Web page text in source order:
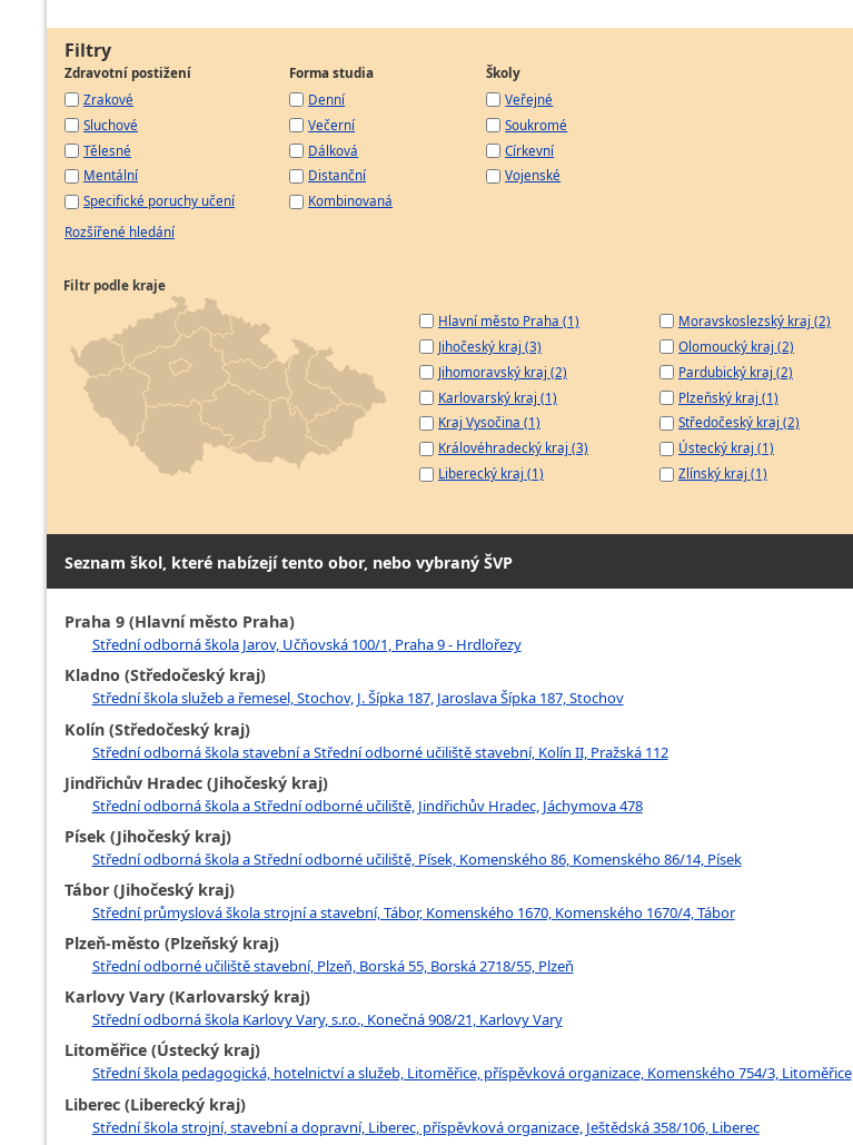
Filtry
Zdravotní postižení
Zrakové
Sluchové
Tělesné
Mentální
Specifické poruchy učení
Forma studia
Denní
Večerní
Dálková
Distanční
Kombinovaná
Školy
Veřejné
Soukromé
Církevní
Vojenské
Rozšířené hledání
Filtr podle kraje
Hlavní město Praha (1)
Jihočeský kraj (3)
Jihomoravský kraj (2)
Karlovarský kraj (1)
Kraj Vysočina (1)
Královéhradecký kraj (3)
Liberecký kraj (1)
Moravskoslezský kraj (2)
Olomoucký kraj (2)
Pardubický kraj (2)
Plzeňský kraj (1)
Středočeský kraj (2)
Ústecký kraj (1)
Zlínský kraj (1)
Seznam škol, které nabízejí tento obor, nebo vybraný ŠVP
Praha 9 (Hlavní město Praha)
Střední odborná škola Jarov, Učňovská 100/1, Praha 9 - Hrdlořezy
Kladno (Středočeský kraj)
Střední škola služeb a řemesel, Stochov, J. Šípka 187, Jaroslava Šípka 187, Stochov
Kolín (Středočeský kraj)
Střední odborná škola stavební a Střední odborné učiliště stavební, Kolín II, Pražská 112
Jindřichův Hradec (Jihočeský kraj)
Střední odborná škola a Střední odborné učiliště, Jindřichův Hradec, Jáchymova 478
Písek (Jihočeský kraj)
Střední odborná škola a Střední odborné učiliště, Písek, Komenského 86, Komenského 86/14, Písek
Tábor (Jihočeský kraj)
Střední průmyslová škola strojní a stavební, Tábor, Komenského 1670, Komenského 1670/4, Tábor
Plzeň-město (Plzeňský kraj)
Střední odborné učiliště stavební, Plzeň, Borská 55, Borská 2718/55, Plzeň
Karlovy Vary (Karlovarský kraj)
Střední odborná škola Karlovy Vary, s.r.o., Konečná 908/21, Karlovy Vary
Litoměřice (Ústecký kraj)
Střední škola pedagogická, hotelnictví a služeb, Litoměřice, příspěvková organizace, Komenského 754/3, Litoměřice
Liberec (Liberecký kraj)
Střední škola strojní, stavební a dopravní, Liberec, příspěvková organizace, Ještědská 358/106, Liberec